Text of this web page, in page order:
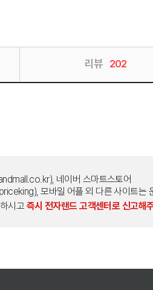
리뷰 202
네이버 스마트스토어
모바일 어플 외 다른 사이트는
시고 즉시 전자랜드 고객센터로 신고해